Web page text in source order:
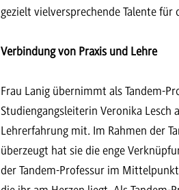
gezielt vielversprechende Talente
Verbindung von Praxis und Lehre
Frau Lanig übernimmt als Tandem-
Studiengangsleiterin Veronika Lesch
Lehrerfahrung mit. Im Rahmen der
überzeugt hat sie die enge
der Tandem-Professur im